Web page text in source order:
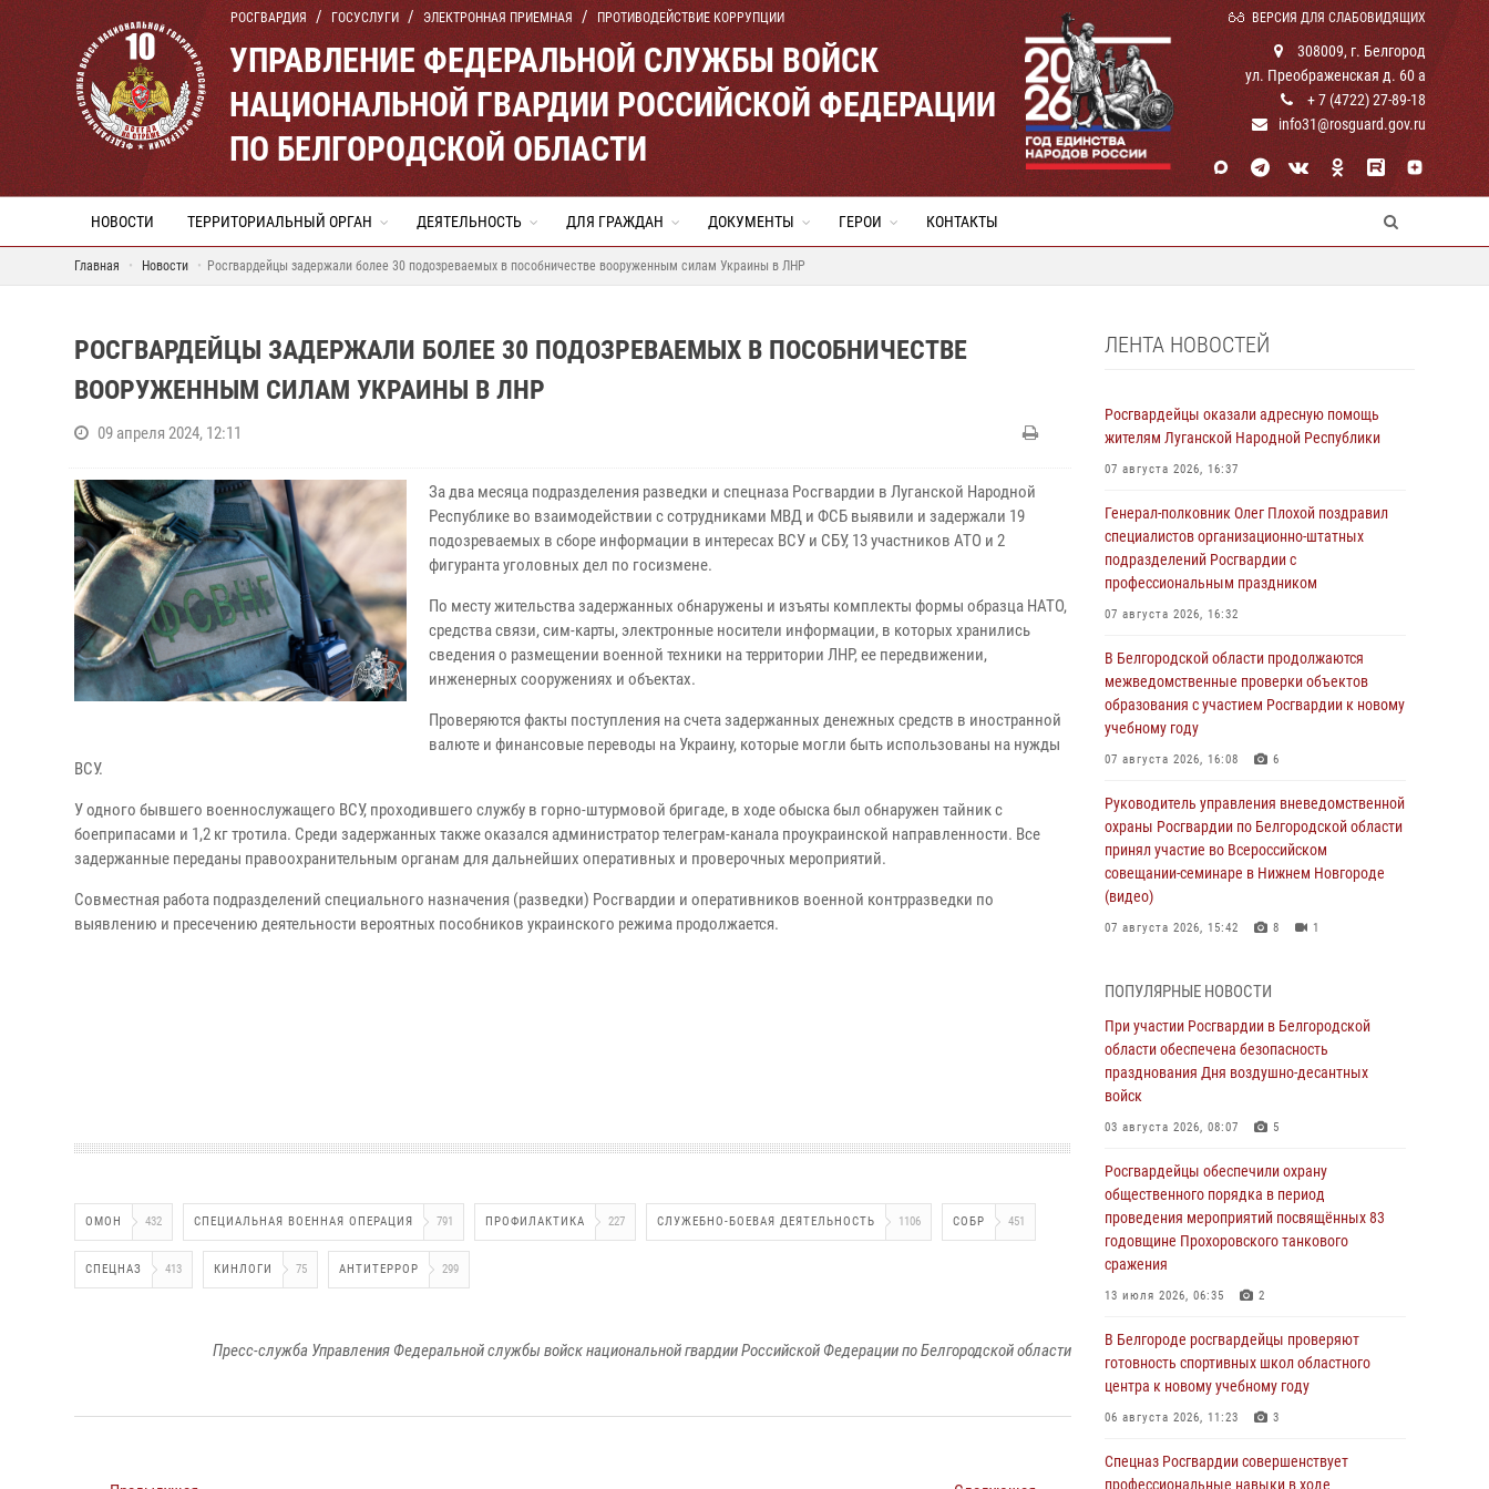
РОСГВАРДИЯ ГОСУСЛУГИ ЭЛЕКТРОННАЯ ПРИЕМНАЯ ПРОТИВОДЕЙСТВИЕ КОРРУПЦИИ ВЕРСИЯ ДЛЯ СЛАБОВИДЯЩИХ
УПРАВЛЕНИЕ ФЕДЕРАЛЬНОЙ СЛУЖБЫ ВОЙСК
НАЦИОНАЛЬНОЙ ГВАРДИИ РОССИЙСКОЙ ФЕДЕРАЦИИ
ПО БЕЛГОРОДСКОЙ ОБЛАСТИ
308009, г. Белгород
ул. Преображенская д. 60 а
+ 7 (4722) 27-89-18
info31@rosguard.gov.ru
НОВОСТИ ТЕРРИТОРИАЛЬНЫЙ ОРГАН ДЕЯТЕЛЬНОСТЬ ДЛЯ ГРАЖДАН ДОКУМЕНТЫ ГЕРОИ КОНТАКТЫ
Главная Новости Росгвардейцы задержали более 30 подозреваемых в пособничестве вооруженным силам Украины в ЛНР
РОСГВАРДЕЙЦЫ ЗАДЕРЖАЛИ БОЛЕЕ 30 ПОДОЗРЕВАЕМЫХ В ПОСОБНИЧЕСТВЕ
ВООРУЖЕННЫМ СИЛАМ УКРАИНЫ В ЛНР
09 апреля 2024, 12:11
За два месяца подразделения разведки и спецназа Росгвардии в Луганской Народной
Республике во взаимодействии с сотрудниками МВД и ФСБ выявили и задержали 19
подозреваемых в сборе информации в интересах ВСУ и СБУ, 13 участников АТО и 2
фигуранта уголовных дел по госизмене.
По месту жительства задержанных обнаружены и изъяты комплекты формы образца НАТО,
средства связи, сим-карты, электронные носители информации, в которых хранились
сведения о размещении военной техники на территории ЛНР, ее передвижении,
инженерных сооружениях и объектах.
Проверяются факты поступления на счета задержанных денежных средств в иностранной
валюте и финансовые переводы на Украину, которые могли быть использованы на нужды
ВСУ.
У одного бывшего военнослужащего ВСУ, проходившего службу в горно-штурмовой бригаде, в ходе обыска был обнаружен тайник с
боеприпасами и 1,2 кг тротила. Среди задержанных также оказался администратор телеграм-канала проукраинской направленности. Все
задержанные переданы правоохранительным органам для дальнейших оперативных и проверочных мероприятий.
Совместная работа подразделений специального назначения (разведки) Росгвардии и оперативников военной контрразведки по
выявлению и пресечению деятельности вероятных пособников украинского режима продолжается.
ОМОН 432 СПЕЦИАЛЬНАЯ ВОЕННАЯ ОПЕРАЦИЯ 791 ПРОФИЛАКТИКА 227 СЛУЖЕБНО-БОЕВАЯ ДЕЯТЕЛЬНОСТЬ 1106 СОБР 451
СПЕЦНАЗ 413 КИНЛОГИ 75 АНТИТЕРРОР 299
Пресс-служба Управления Федеральной службы войск национальной гвардии Российской Федерации по Белгородской области
ЛЕНТА НОВОСТЕЙ
Росгвардейцы оказали адресную помощь
жителям Луганской Народной Республики
07 августа 2026, 16:37
Генерал-полковник Олег Плохой поздравил
специалистов организационно-штатных
подразделений Росгвардии с
профессиональным праздником
07 августа 2026, 16:32
В Белгородской области продолжаются
межведомственные проверки объектов
образования с участием Росгвардии к новому
учебному году
07 августа 2026, 16:08 6
Руководитель управления вневедомственной
охраны Росгвардии по Белгородской области
принял участие во Всероссийском
совещании-семинаре в Нижнем Новгороде
(видео)
07 августа 2026, 15:42 8 1
пресекли условное проникновение в детский
лагерь «Солнышко»
07 августа 2026, 07:39 1
Белгородским радиослушателям рассказали
о роли физической культуры в жизни
07 августа 2026, 06:19
Подвиги героев‑росгвардейцев увековечили
в новой музейной экспозиции белгородского
музея‑диорамы «Курская битва.
Белгородское направление»
В Белгороде росгвардейцы проверяют
готовность спортивных школ областного
центра к новому учебному году
Росгвардия обеспечила общественную
ПОПУЛЯРНЫЕ НОВОСТИ
При участии Росгвардии в Белгородской
области обеспечена безопасность
празднования Дня воздушно-десантных
войск
03 августа 2026, 08:07 5
Росгвардейцы обеспечили охрану
общественного порядка в период
проведения мероприятий посвящённых 83
годовщине Прохоровского танкового
сражения
13 июля 2026, 06:35 2
В Белгороде росгвардейцы проверяют
готовность спортивных школ областного
центра к новому учебному году
06 августа 2026, 11:23 3
Спецназ Росгвардии совершенствует
профессиональные навыки в ходе